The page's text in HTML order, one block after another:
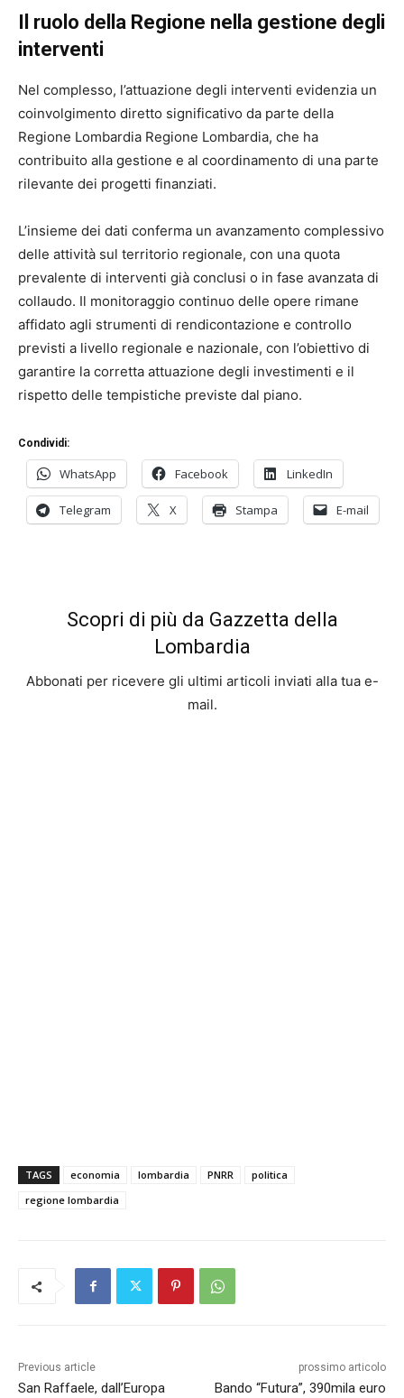
Il ruolo della Regione nella gestione degli
interventi
Nel complesso, l’attuazione degli interventi evidenzia un
coinvolgimento diretto significativo da parte della
Regione Lombardia Regione Lombardia, che ha
contribuito alla gestione e al coordinamento di una parte
rilevante dei progetti finanziati.
L’insieme dei dati conferma un avanzamento complessivo
delle attività sul territorio regionale, con una quota
prevalente di interventi già conclusi o in fase avanzata di
collaudo. Il monitoraggio continuo delle opere rimane
affidato agli strumenti di rendicontazione e controllo
previsti a livello regionale e nazionale, con l’obiettivo di
garantire la corretta attuazione degli investimenti e il
rispetto delle tempistiche previste dal piano.
Condividi:
WhatsApp Facebook LinkedIn
Telegram X Stampa E-mail
Scopri di più da Gazzetta della
Lombardia
Abbonati per ricevere gli ultimi articoli inviati alla tua e-
mail.
TAGS economia lombardia PNRR
politica
regione lombardia
Previous article
San Raffaele, dall’Europa
prossimo articolo
Bando “Futura”, 390mila euro